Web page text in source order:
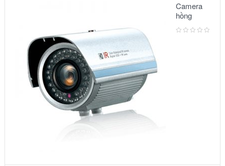
Camera
hồng
ngoại:
Model